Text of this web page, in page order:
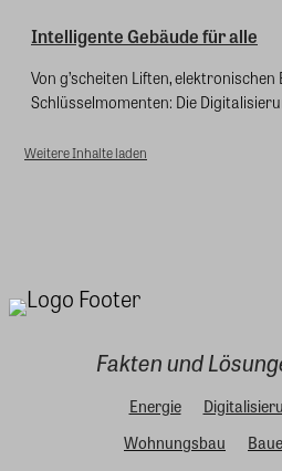
Intelligente Gebäude für alle
Von g’scheiten Liften,
Schlüsselmomenten: Die
Weitere Inhalte laden
Fakten und
Energie
Wohnungsbau